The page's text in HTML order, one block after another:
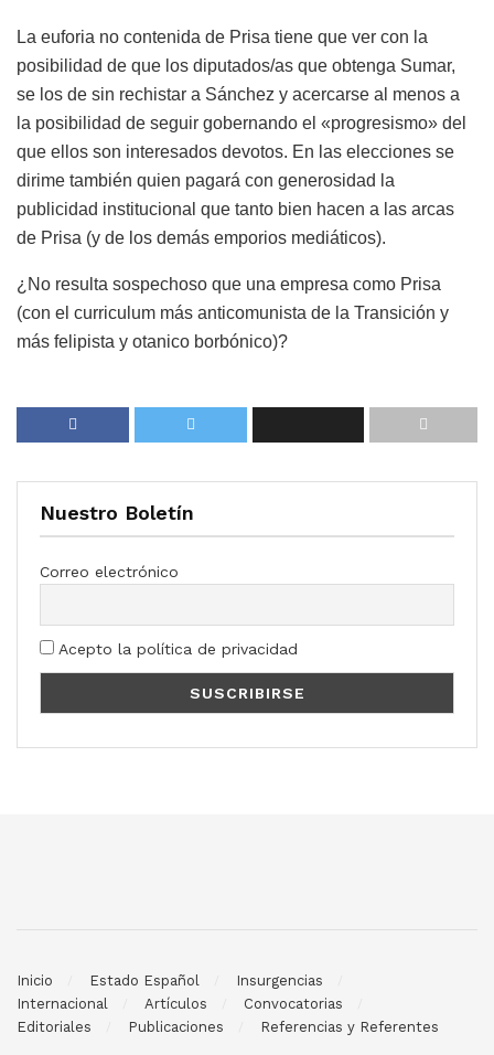
La euforia no contenida de Prisa tiene que ver con la
posibilidad de que los diputados/as que obtenga Sumar,
se los de sin rechistar a Sánchez y acercarse al menos a
la posibilidad de seguir gobernando el «progresismo» del
que ellos son interesados devotos. En las elecciones se
dirime también quien pagará con generosidad la
publicidad institucional que tanto bien hacen a las arcas
de Prisa (y de los demás emporios mediáticos).
¿No resulta sospechoso que una empresa como Prisa
(con el curriculum más anticomunista de la Transición y
más felipista y otanico borbónico)?
Nuestro Boletín
Correo electrónico
Acepto la política de privacidad
Inicio Estado Español
Insurgencias
Internacional
Artículos
Convocatorias
Editoriales
Publicaciones Referencias y Referentes